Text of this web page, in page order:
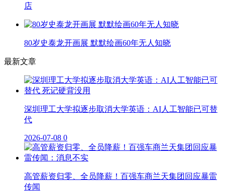
店
80岁史泰龙开画展 默默绘画60年无人知晓
最新文章
深圳理工大学拟逐步取消大学英语：AI人工智能已可替
代
2026-07-08 0
高管薪资归零、全员降薪！百强车商兰天集团回应暴雷
传闻